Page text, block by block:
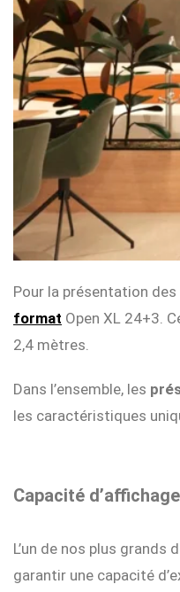
Pour la présentation
format Open XL 24+3.
2,4 mètres.
Dans l’ensemble, les
les caractéristiques
Capacité d’affichage
L’un de nos plus grands
garantir une capacité